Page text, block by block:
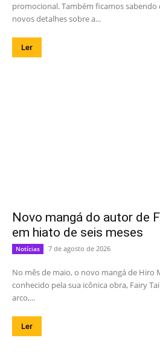
promocional. Também ficamos sabendo
novos detalhes sobre a...
Ler
Novo mangá do autor de
em hiato de seis meses
Notícias 7 de agosto de 2026
No mês de maio, o novo mangá de Hiro
conhecido pela sua icônica obra, Fairy
arco,...
Ler